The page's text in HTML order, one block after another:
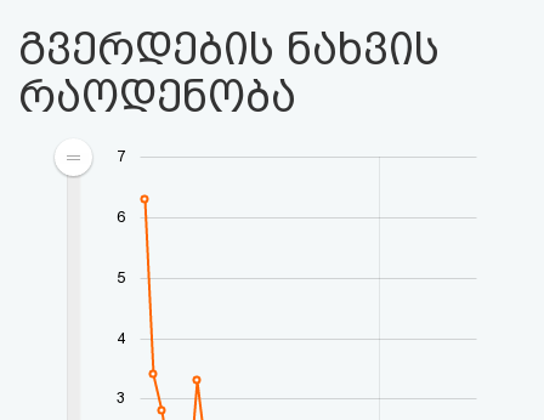
გვერდების ნახვის
რაოდენობა
3
4
5
6
7